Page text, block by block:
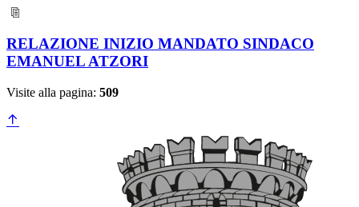
RELAZIONE INIZIO MANDATO SINDACO
EMANUEL ATZORI
Visite alla pagina: 509